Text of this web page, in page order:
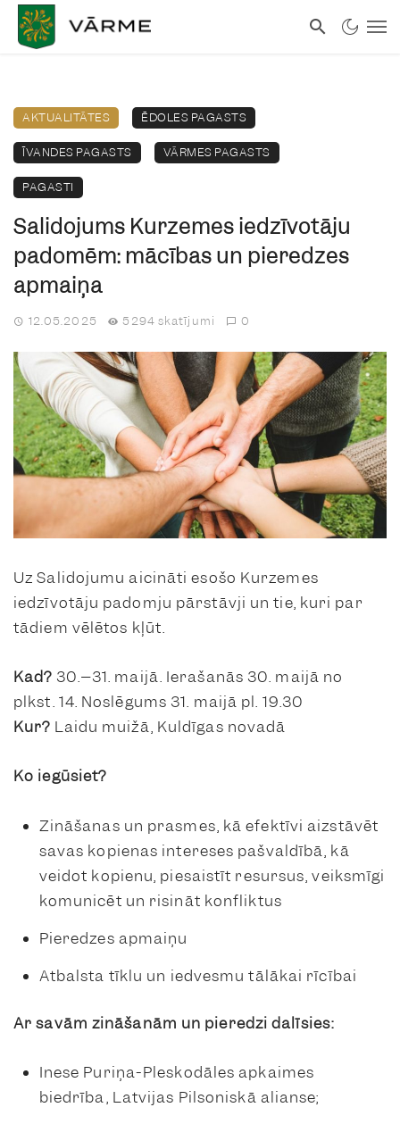
AKTUALITĀTES ĒDOLES PAGASTS
ĪVANDES PAGASTS VĀRMES PAGASTS
PAGASTI
Salidojums Kurzemes iedzīvotāju
padomēm: mācības un pieredzes
apmaiņa
12.05.2025 5294 skatījumi 0
Uz Salidojumu aicināti esošo Kurzemes
iedzīvotāju padomju pārstāvji un tie, kuri par
tādiem vēlētos kļūt.
Kad? 30.–31. maijā. Ierašanās 30. maijā no
plkst. 14. Noslēgums 31. maijā pl. 19.30
Kur? Laidu muižā, Kuldīgas novadā
Ko iegūsiet?
Zināšanas un prasmes, kā efektīvi aizstāvēt
savas kopienas intereses pašvaldībā, kā
veidot kopienu, piesaistīt resursus, veiksmīgi
komunicēt un risināt konfliktus
Pieredzes apmaiņu
Atbalsta tīklu un iedvesmu tālākai rīcībai
Ar savām zināšanām un pieredzi dalīsies:
Inese Puriņa-Pleskodāles apkaimes
biedrība, Latvijas Pilsoniskā alianse;